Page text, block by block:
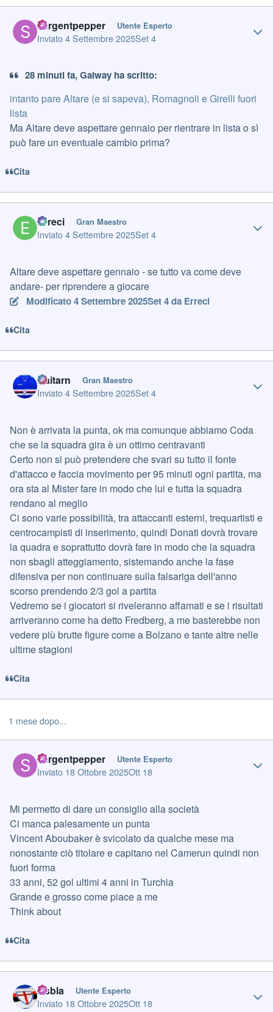
sergentpepper Utente Esperto
Inviato4 Settembre 2025Set 4
28 minuti fa, Galway ha scritto:
intanto pare Altare (e si sapeva), Romagnoli e Girelli fuori
lista
Ma Altare deve aspettare gennaio per rientrare in lista o sì
può fare un eventuale cambio prima?
Cita
Erreci Gran Maestro
Inviato4 Settembre 2025Set 4
Altare deve aspettare gennaio - se tutto va come deve
andare- per riprendere a giocare
Modificato4 Settembre 2025Set 4da Erreci
Cita
Daitarn Gran Maestro
Inviato4 Settembre 2025Set 4
Non è arrivata la punta, ok ma comunque abbiamo Coda
che se la squadra gira è un ottimo centravanti
Certo non si può pretendere che svari su tutto il fonte
d'attacco e faccia movimento per 95 minuti ogni partita, ma
ora sta al Mister fare in modo che lui e tutta la squadra
rendano al meglio
Ci sono varie possibilità, tra attaccanti esterni, trequartisti e
centrocampisti di inserimento, quindi Donati dovrà trovare
la quadra e soprattutto dovrà fare in modo che la squadra
non sbagli atteggiamento, sistemando anche la fase
difensiva per non continuare sulla falsariga dell'anno
scorso prendendo 2/3 gol a partita
Vedremo se i giocatori si riveleranno affamati e se i risultati
arriveranno come ha detto Fredberg, a me basterebbe non
vedere più brutte figure come a Bolzano e tante altre nelle
ultime stagioni
Cita
1 mese dopo...
sergentpepper Utente Esperto
Inviato 18 Ottobre 2025Ott 18
Mi permetto di dare un consiglio alla società
Ci manca palesamente un punta
Vincent Aboubaker è svicolato da qualche mese ma
nonostante ciò titolare e capitano nel Camerun quindi non
fuori forma
33 anni, 52 gol ultimi 4 anni in Turchia
Grande e grosso come piace a me
Think about
Cita
Asbla Utente Esperto
Inviato 18 Ottobre 2025Ott 18